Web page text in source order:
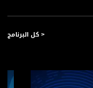
< كل البرنامج